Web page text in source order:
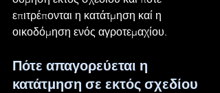
επιτρέπονται η κατάτμηση καί η
οικοδόμηση ενός αγροτεμαχίου.
Πότε απαγορεύεται η
κατάτμηση σε εκτός σχεδίου